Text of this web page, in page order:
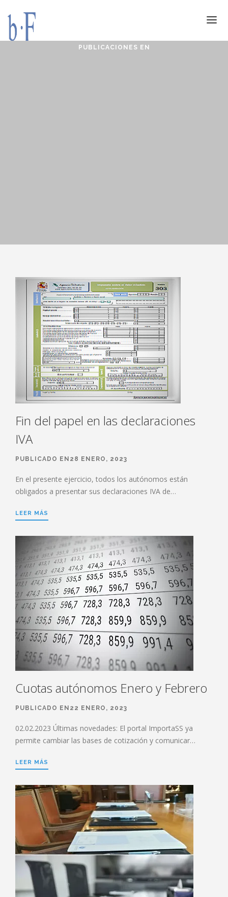
PUBLICACIONES EN
Fin del papel en las declaraciones
IVA
PUBLICADO EN28 ENERO, 2023
En el presente ejercicio, todos los autónomos están
obligados a presentar sus declaraciones IVA de…
LEER MÁS
Cuotas autónomos Enero y Febrero
PUBLICADO EN22 ENERO, 2023
02.02.2023 Últimas novedades: El portal ImportaSS ya
permite cambiar las bases de cotización y comunicar…
LEER MÁS